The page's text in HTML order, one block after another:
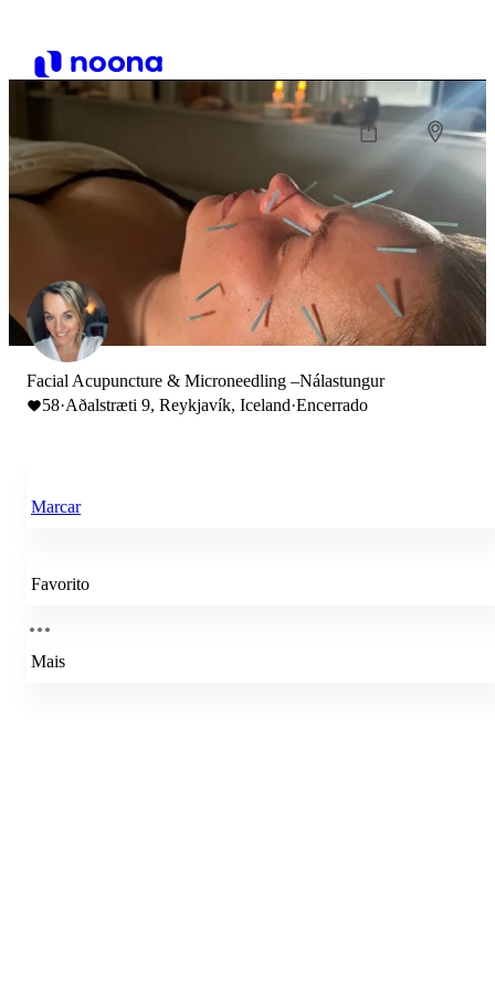
Facial Acupuncture & Microneedling –Nálastungur
58·Aðalstræti 9, Reykjavík, Iceland·Encerrado
Marcar
Favorito
Mais